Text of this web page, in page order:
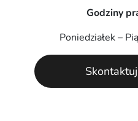
Godziny
Poniedziałek –